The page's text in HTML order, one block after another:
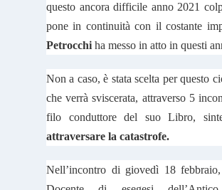
questo ancora difficile anno 2021
pone in continuità con il costante
Petrocchi ha messo in atto in questi
Non a caso, è stata scelta per questo
che verrà sviscerata, attraverso 5
filo conduttore del suo Libro,
attraversare la catastrofe.
Nell’incontro di giovedì 18 febbraio,